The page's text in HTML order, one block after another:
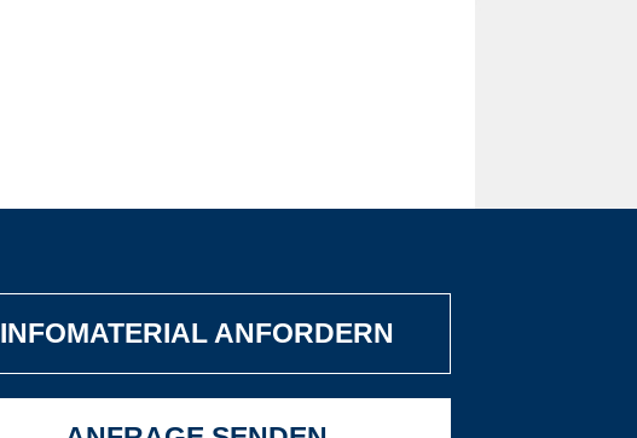
INFOMATERIAL ANFORDERN